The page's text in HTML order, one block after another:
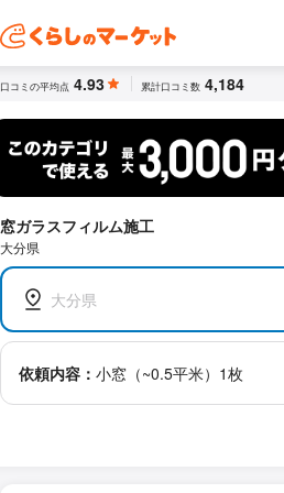
口コミの平均点 4.93 累計口コミ数 4,184
窓ガラスフィルム施工
大分県
大分県
依頼内容： 小窓（~0.5平米）1枚